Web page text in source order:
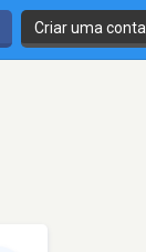
Criar uma conta